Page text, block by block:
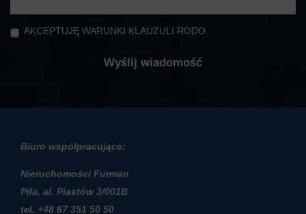
AKCEPTUJĘ WARUNKI KLAUZULI RODO
Biuro współpracujące:
Nieruchomości Furman
Piła, al. Piastów 3/001B
tel. +48 67 351 50 50